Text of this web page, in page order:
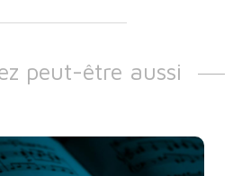
peut-être aussi